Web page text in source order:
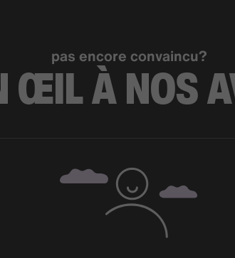
pas encore convaincu?
ŒIL À NOS